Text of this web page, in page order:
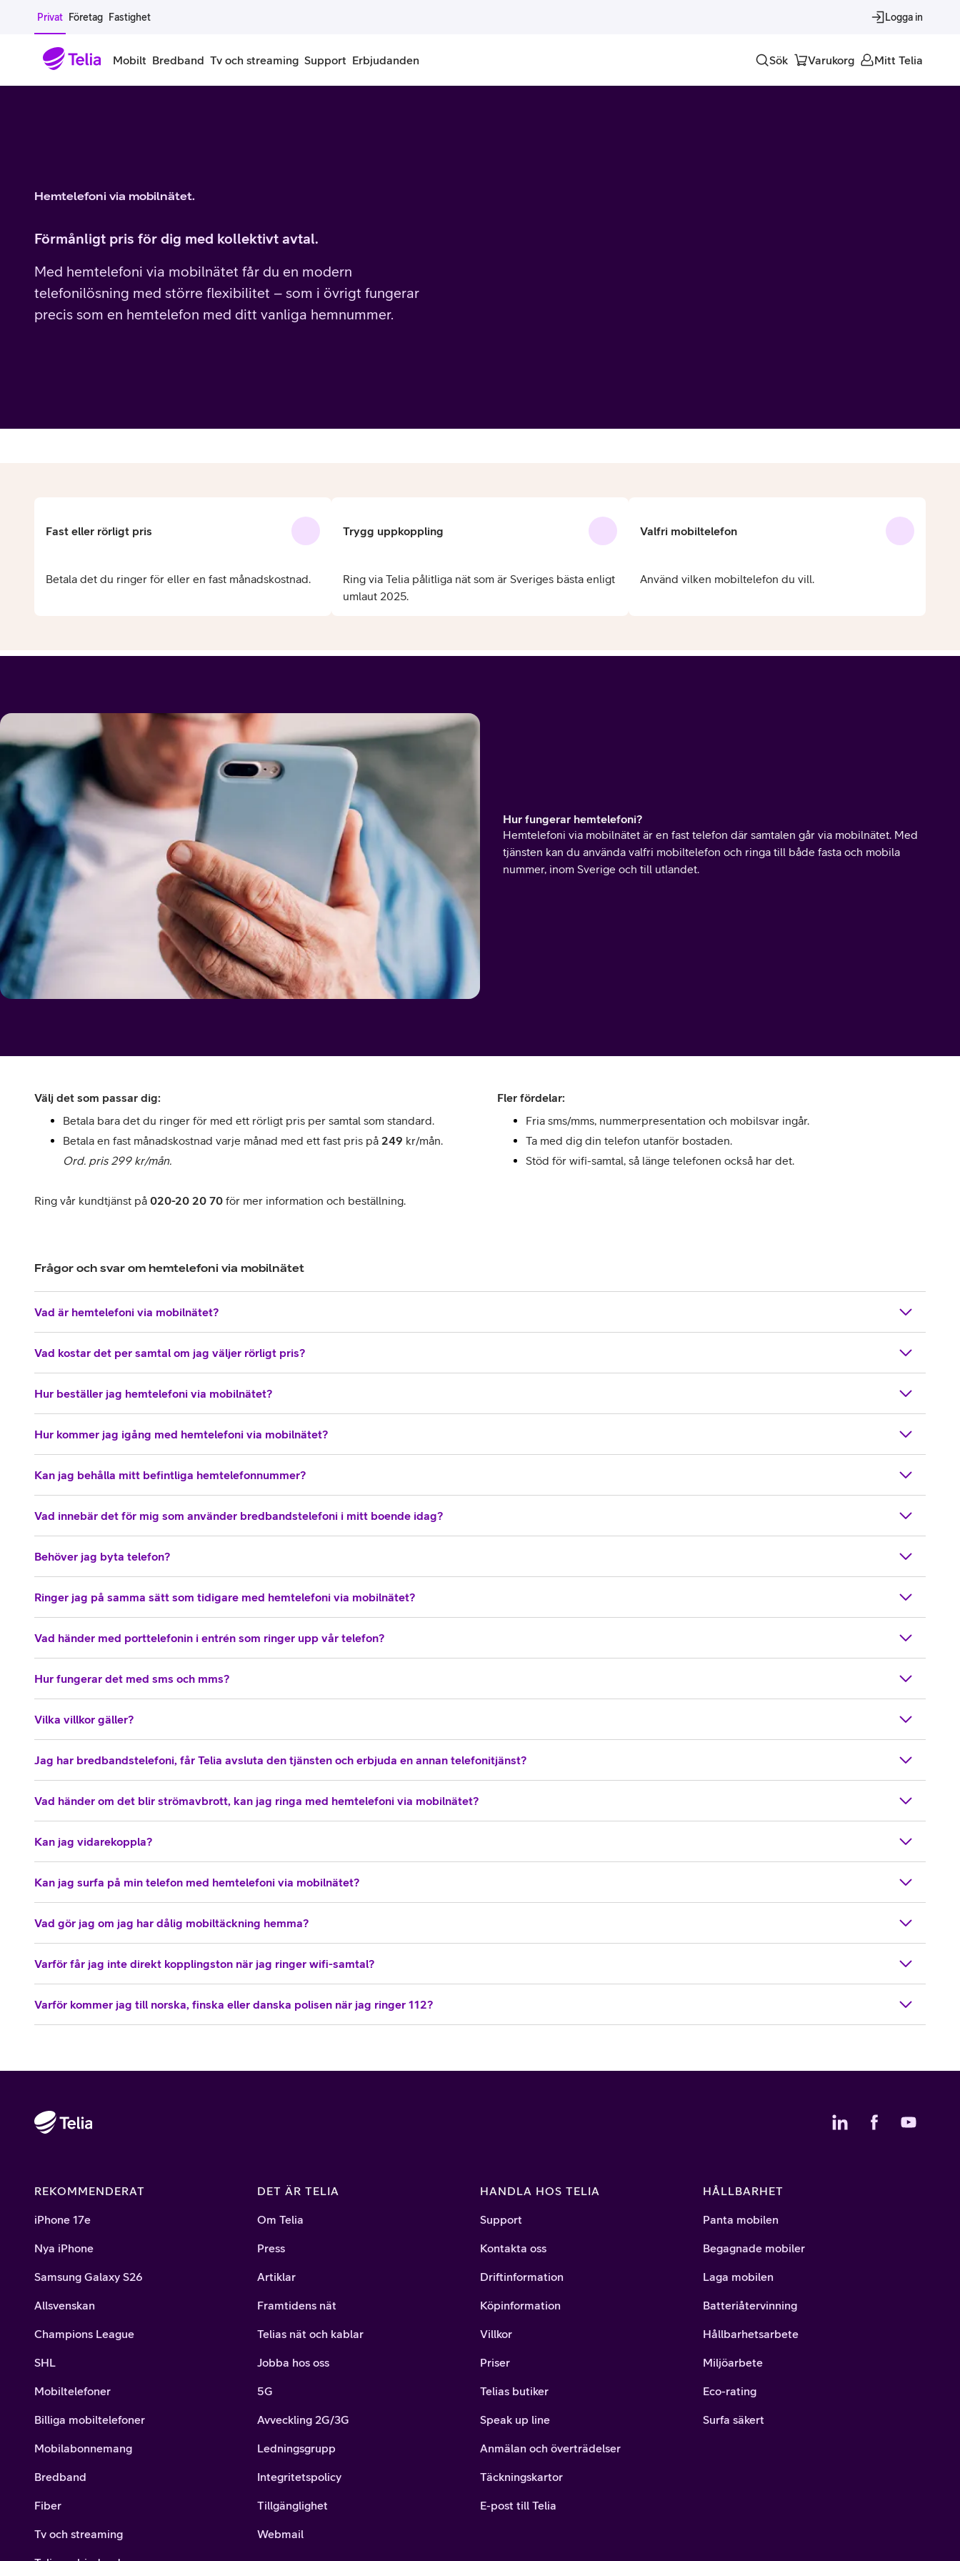
Gå till sidans innehåll
Privat Företag Fastighet Logga in
Mobilt
Begagnade mobiltelefoner
Billiga mobiltelefoner
Samsung Galaxy Watch
Alla smartwatches
Wifi Surfplattor
Tillbehör
Bredband Tv och streaming Support Erbjudanden Sök Varukorg Mitt Telia
Hemtelefoni via mobilnätet.
Förmånligt pris för dig med kollektivt avtal.
Med hemtelefoni via mobilnätet får du en modern
telefonilösning med större flexibilitet – som i övrigt fungerar
precis som en hemtelefon med ditt vanliga hemnummer.
Fast eller rörligt pris
Betala det du ringer för eller en fast månadskostnad.
Trygg uppkoppling
Ring via Telia pålitliga nät som är Sveriges bästa enligt
umlaut 2025.
Valfri mobiltelefon
Använd vilken mobiltelefon du vill.
Hur fungerar hemtelefoni?
Hemtelefoni via mobilnätet är en fast telefon där samtalen går via mobilnätet. Med
tjänsten kan du använda valfri mobiltelefon och ringa till både fasta och mobila
nummer, inom Sverige och till utlandet.
Välj det som passar dig:
Betala bara det du ringer för med ett rörligt pris per samtal som standard.
Betala en fast månadskostnad varje månad med ett fast pris på 249 kr/mån.
Ord. pris 299 kr/mån.
Ring vår kundtjänst på 020-20 20 70 för mer information och beställning.
Fler fördelar:
Fria sms/mms, nummerpresentation och mobilsvar ingår.
Ta med dig din telefon utanför bostaden.
Stöd för wifi-samtal, så länge telefonen också har det.
Frågor och svar om hemtelefoni via mobilnätet
Vad är hemtelefoni via mobilnätet?
Vad kostar det per samtal om jag väljer rörligt pris?
Hur beställer jag hemtelefoni via mobilnätet?
Hur kommer jag igång med hemtelefoni via mobilnätet?
Kan jag behålla mitt befintliga hemtelefonnummer?
Vad innebär det för mig som använder bredbandstelefoni i mitt boende idag?
Behöver jag byta telefon?
Ringer jag på samma sätt som tidigare med hemtelefoni via mobilnätet?
Vad händer med porttelefonin i entrén som ringer upp vår telefon?
Hur fungerar det med sms och mms?
Vilka villkor gäller?
Jag har bredbandstelefoni, får Telia avsluta den tjänsten och erbjuda en annan telefonitjänst?
Vad händer om det blir strömavbrott, kan jag ringa med hemtelefoni via mobilnätet?
Kan jag vidarekoppla?
Kan jag surfa på min telefon med hemtelefoni via mobilnätet?
Vad gör jag om jag har dålig mobiltäckning hemma?
Varför får jag inte direkt kopplingston när jag ringer wifi-samtal?
Varför kommer jag till norska, finska eller danska polisen när jag ringer 112?
REKOMMENDERAT
iPhone 17e
Nya iPhone
Samsung Galaxy S26
Allsvenskan
Champions League
SHL
Mobiltelefoner
Billiga mobiltelefoner
Mobilabonnemang
Bredband
Fiber
Tv och streaming
DET ÄR TELIA
Om Telia
Press
Artiklar
Framtidens nät
Telias nät och kablar
Jobba hos oss
5G
Avveckling 2G/3G
Ledningsgrupp
Integritetspolicy
Tillgänglighet
Webmail
HANDLA HOS TELIA
Support
Kontakta oss
Driftinformation
Köpinformation
Villkor
Priser
Telias butiker
Speak up line
Anmälan och överträdelser
Täckningskartor
E-post till Telia
HÅLLBARHET
Panta mobilen
Begagnade mobiler
Laga mobilen
Batteriåtervinning
Hållbarhetsarbete
Miljöarbete
Eco-rating
Surfa säkert